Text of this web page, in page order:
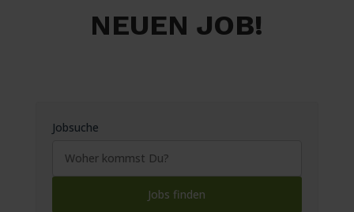
NEUEN JOB!
Jobsuche